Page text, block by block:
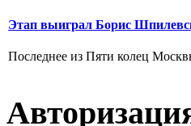
Этап выиграл Борис
Последнее из Пяти колец